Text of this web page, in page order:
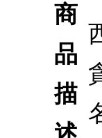
商
品
描